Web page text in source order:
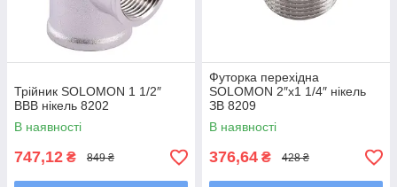
Трійник SOLOMON 1 1/2″
ВВВ нікель 8202
В наявності
747,12 ₴ 849 ₴
Футорка перехідна
SOLOMON 2″х1 1/4″ нікель
ЗВ 8209
В наявності
376,64 ₴ 428 ₴